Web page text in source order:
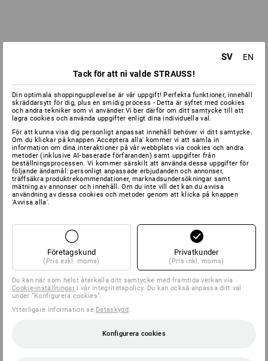
SV
EN
Tack för att ni valde STRAUSS!
Din optimala shoppingupplevelse är vår uppgift! Perfekta funktioner, innehåll
skräddarsytt för dig, plus en smidig process - Detta är syftet med cookies
och andra tekniker som vi använder.Vi ber därför om ditt samtycke till att
lagra cookies och använda uppgifter enligt dina individuella val.
För att kunna visa dig personligt anpassat innehåll behöver vi ditt samtycke.
Om du klickar på knappen 'Acceptera alla' kommer vi att samla in
information om dina interaktioner på vår webbplats via cookies och andra
metoder (inklusive AI‑baserade förfaranden) samt uppgifter från
beställningsprocessen. Vi kommer särskilt att använda dessa uppgifter för
följande ändamål: personligt anpassade erbjudanden och annonser,
träffsäkra produktrekommendationer, marknadsundersökningar samt
mätning av annonser och innehåll. Om du inte vill det kan du avvisa
användning av dessa cookies och metoder genom att klicka på knappen
'Avvisa alla'.
Företagskund
(Pris exkl. moms)
Privatkunder
(Pris inkl. moms)
Du kan när som helst återkalla ditt samtycke med framtida verkan via
Cookie-inställningar i vår integritetspolicy. Du kan också anpassa ditt val
under ”Konfigurera cookies”.
Ytterligare information se Dataskydd.
Konfigurera cookies